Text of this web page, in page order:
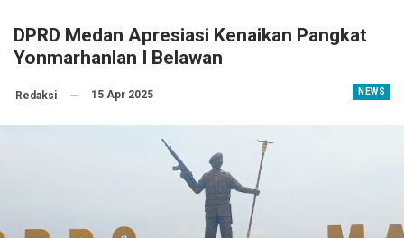
DPRD Medan Apresiasi Kenaikan Pangkat
Yonmarhanlan I Belawan
NEWS
Redaksi 15 Apr 2025